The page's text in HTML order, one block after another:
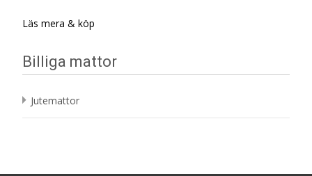
Läs mera & köp
Billiga mattor
Jutemattor